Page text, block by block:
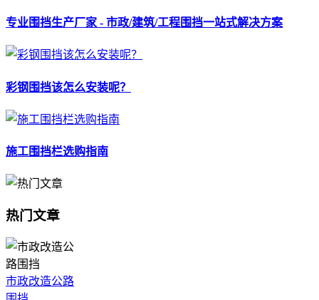
专业围挡生产厂家 - 市政/建筑/工程围挡一站式解决方案
彩钢围挡该怎么安装呢？
施工围挡栏选购指南
热门文章
市政改造公路